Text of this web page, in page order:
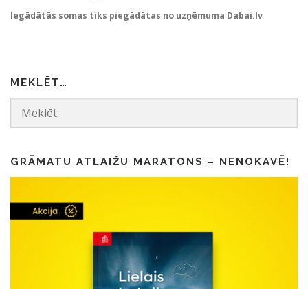
Iegādātās somas tiks piegādātas no uzņēmuma Dabai.lv
MEKLĒT…
GRĀMATU ATLAIŽU MARATONS – NENOKAVĒ!